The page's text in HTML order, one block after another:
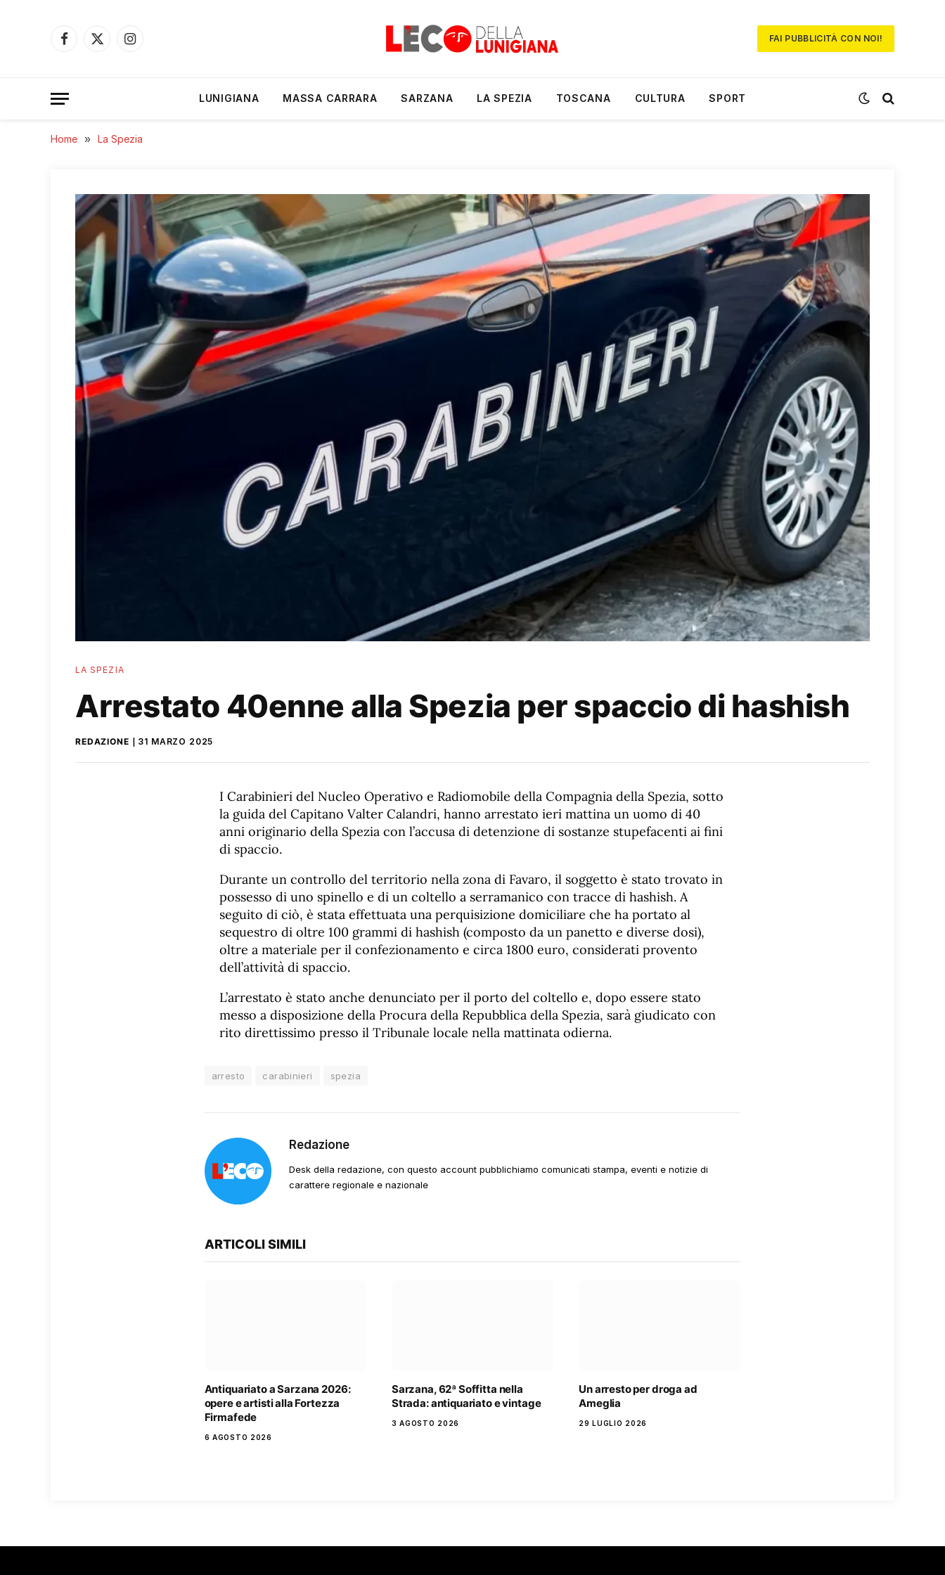
Facebook
X
Instagram
FAI PUBBLICITÀ CON NOI!
LUNIGIANA MASSA CARRARA SARZANA LA SPEZIA TOSCANA CULTURA SPORT
Home » La Spezia
LA SPEZIA
Arrestato 40enne alla Spezia per spaccio di hashish
REDAZIONE 31 MARZO 2025
I Carabinieri del Nucleo Operativo e Radiomobile della Compagnia della Spezia, sotto
la guida del Capitano Valter Calandri, hanno arrestato ieri mattina un uomo di 40
anni originario della Spezia con l’accusa di detenzione di sostanze stupefacenti ai fini
di spaccio.
Durante un controllo del territorio nella zona di Favaro, il soggetto è stato trovato in
possesso di uno spinello e di un coltello a serramanico con tracce di hashish. A
seguito di ciò, è stata effettuata una perquisizione domiciliare che ha portato al
sequestro di oltre 100 grammi di hashish (composto da un panetto e diverse dosi),
oltre a materiale per il confezionamento e circa 1800 euro, considerati provento
dell’attività di spaccio.
L’arrestato è stato anche denunciato per il porto del coltello e, dopo essere stato
messo a disposizione della Procura della Repubblica della Spezia, sarà giudicato con
rito direttissimo presso il Tribunale locale nella mattinata odierna.
arresto carabinieri spezia
Redazione
Desk della redazione, con questo account pubblichiamo comunicati stampa, eventi e notizie di
carattere regionale e nazionale
ARTICOLI SIMILI
Antiquariato a Sarzana 2026:
opere e artisti alla Fortezza
Firmafede
6 AGOSTO 2026
Sarzana, 62ª Soffitta nella
Strada: antiquariato e vintage
3 AGOSTO 2026
Un arresto per droga ad
Ameglia
29 LUGLIO 2026